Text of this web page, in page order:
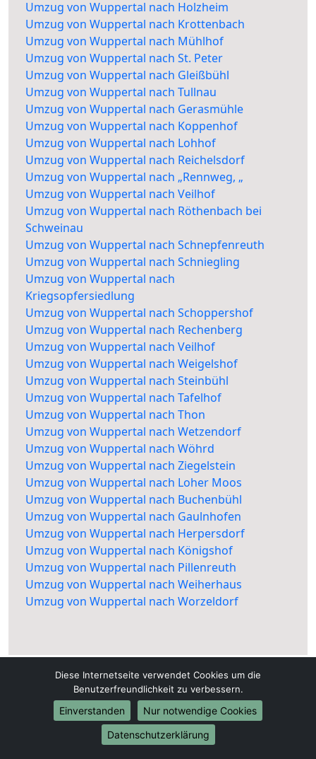
Umzug von Wuppertal nach Holzheim
Umzug von Wuppertal nach Krottenbach
Umzug von Wuppertal nach Mühlhof
Umzug von Wuppertal nach St. Peter
Umzug von Wuppertal nach Gleißbühl
Umzug von Wuppertal nach Tullnau
Umzug von Wuppertal nach Gerasmühle
Umzug von Wuppertal nach Koppenhof
Umzug von Wuppertal nach Lohhof
Umzug von Wuppertal nach Reichelsdorf
Umzug von Wuppertal nach „Rennweg, „
Umzug von Wuppertal nach Veilhof
Umzug von Wuppertal nach Röthenbach bei
Schweinau
Umzug von Wuppertal nach Schnepfenreuth
Umzug von Wuppertal nach Schniegling
Umzug von Wuppertal nach
Kriegsopfersiedlung
Umzug von Wuppertal nach Schoppershof
Umzug von Wuppertal nach Rechenberg
Umzug von Wuppertal nach Veilhof
Umzug von Wuppertal nach Weigelshof
Umzug von Wuppertal nach Steinbühl
Umzug von Wuppertal nach Tafelhof
Umzug von Wuppertal nach Thon
Umzug von Wuppertal nach Wetzendorf
Umzug von Wuppertal nach Wöhrd
Umzug von Wuppertal nach Ziegelstein
Umzug von Wuppertal nach Loher Moos
Umzug von Wuppertal nach Buchenbühl
Umzug von Wuppertal nach Gaulnhofen
Umzug von Wuppertal nach Herpersdorf
Umzug von Wuppertal nach Königshof
Umzug von Wuppertal nach Pillenreuth
Umzug von Wuppertal nach Weiherhaus
Umzug von Wuppertal nach Worzeldorf
Wuppertal-Umzug-24.de
Diese Internetseite verwendet Cookies um die
Benutzerfreundlichkeit zu verbessern.
Einverstanden
Nur notwendige Cookies
Datenschutzerklärung